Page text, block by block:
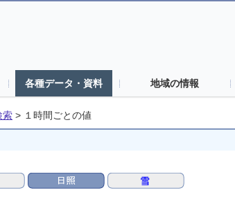
各種データ・資料 地域の情報
索 > １時間ごとの値